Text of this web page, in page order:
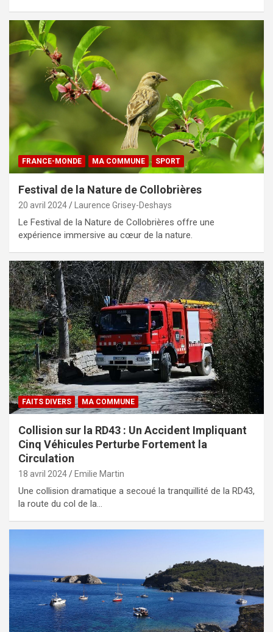
FRANCE-MONDE MA COMMUNE SPORT
Festival de la Nature de Collobrières
20 avril 2024 Laurence Grisey-Deshays
Le Festival de la Nature de Collobrières offre une
expérience immersive au cœur de la nature.
FAITS DIVERS MA COMMUNE
Collision sur la RD43 : Un Accident Impliquant
Cinq Véhicules Perturbe Fortement la
Circulation
18 avril 2024 Emilie Martin
Une collision dramatique a secoué la tranquillité de la RD43,
la route du col de la…